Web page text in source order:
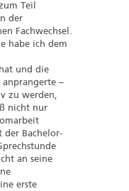
Teil
der
Fachwechsel.
habe ich dem
und die
–
zu werden,
nicht nur
der Bachelor-
an seine
erste